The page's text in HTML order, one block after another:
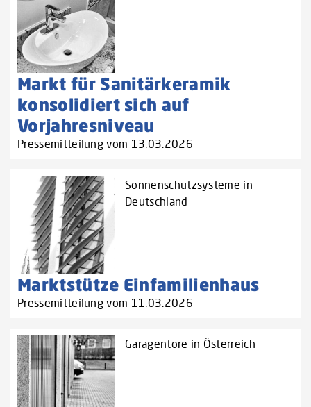
Markt für Sanitärkeramik
konsolidiert sich auf
Vorjahresniveau
Pressemitteilung vom 13.03.2026
Sonnenschutzsysteme in
Deutschland
Marktstütze Einfamilienhaus
Pressemitteilung vom 11.03.2026
Garagentore in Österreich